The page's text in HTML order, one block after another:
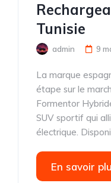
Tunisie
admin 9
La marque
étape sur le
Formentor
SUV sportif qui
électrique.
En savoir